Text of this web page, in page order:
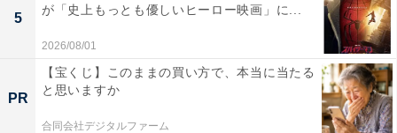
5
が「史上もっとも優しいヒーロー映画」に...
2026/08/01
PR
【宝くじ】このままの買い方で、本当に当たる
と思いますか
合同会社デジタルファーム